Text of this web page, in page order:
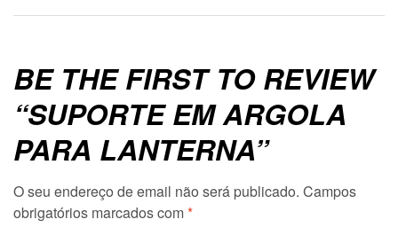
BE THE FIRST TO REVIEW
“SUPORTE EM ARGOLA
PARA LANTERNA”
O seu endereço de email não será publicado. Campos
obrigatórios marcados com*